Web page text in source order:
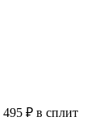
495 ₽ в сплит